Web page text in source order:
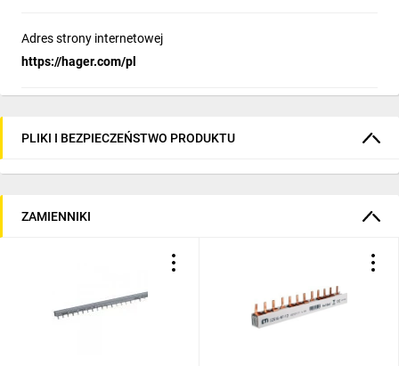
Adres strony internetowej
https://hager.com/pl
PLIKI I BEZPIECZEŃSTWO PRODUKTU
ZAMIENNIKI